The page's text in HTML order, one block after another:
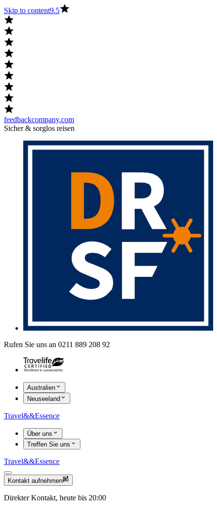
Skip to content9.5
feedbackcompany.com
Sicher & sorglos reisen
Rufen Sie uns an 0211 889 208 92
Australien
Neuseeland
Travel&&Essence
Über uns
Treffen Sie uns
Travel&&Essence
Kontakt aufnehmen
Direkter Kontakt, heute bis 20:00